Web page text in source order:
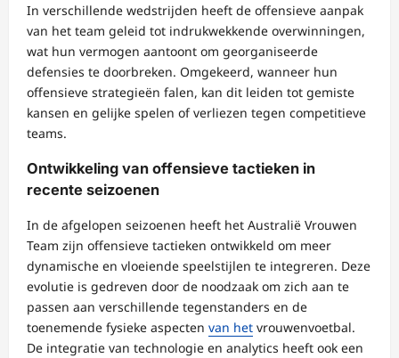
In verschillende wedstrijden heeft de offensieve aanpak
van het team geleid tot indrukwekkende overwinningen,
wat hun vermogen aantoont om georganiseerde
defensies te doorbreken. Omgekeerd, wanneer hun
offensieve strategieën falen, kan dit leiden tot gemiste
kansen en gelijke spelen of verliezen tegen competitieve
teams.
Ontwikkeling van offensieve tactieken in
recente seizoenen
In de afgelopen seizoenen heeft het Australië Vrouwen
Team zijn offensieve tactieken ontwikkeld om meer
dynamische en vloeiende speelstijlen te integreren. Deze
evolutie is gedreven door de noodzaak om zich aan te
passen aan verschillende tegenstanders en de
toenemende fysieke aspecten van het vrouwenvoetbal.
De integratie van technologie en analytics heeft ook een